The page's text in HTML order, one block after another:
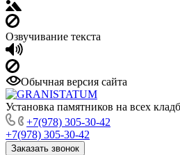
Озвучивание текста
Обычная версия сайта
Установка памятников на всех
+7(978) 305-30-42
+7(978) 305-30-42
Заказать звонок